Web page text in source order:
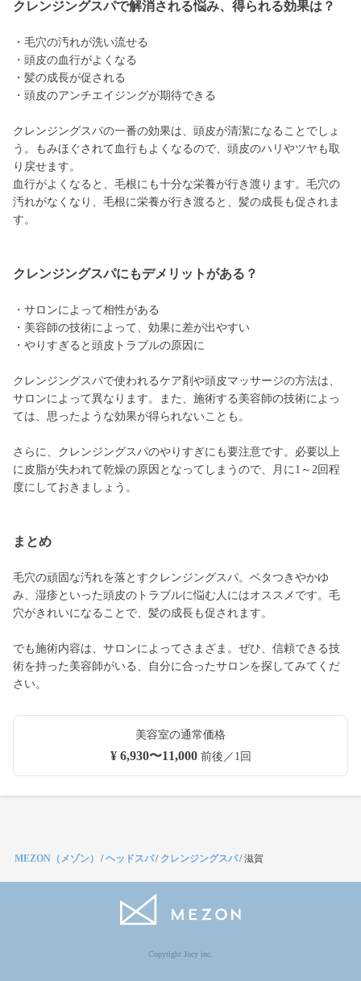
クレンジングスパで解消される悩み、得られる効果は？
・毛穴の汚れが洗い流せる
・頭皮の血行がよくなる
・髪の成長が促される
・頭皮のアンチエイジングが期待できる
クレンジングスパの一番の効果は、頭皮が清潔になることでしょ
う。もみほぐされて血行もよくなるので、頭皮のハリやツヤも取
り戻せます。
血行がよくなると、毛根にも十分な栄養が行き渡ります。毛穴の
汚れがなくなり、毛根に栄養が行き渡ると、髪の成長も促されま
す。
クレンジングスパにもデメリットがある？
・サロンによって相性がある
・美容師の技術によって、効果に差が出やすい
・やりすぎると頭皮トラブルの原因に
クレンジングスパで使われるケア剤や頭皮マッサージの方法は、
サロンによって異なります。また、施術する美容師の技術によっ
ては、思ったような効果が得られないことも。
さらに、クレンジングスパのやりすぎにも要注意です。必要以上
に皮脂が失われて乾燥の原因となってしまうので、月に1～2回程
度にしておきましょう。
まとめ
毛穴の頑固な汚れを落とすクレンジングスパ。ベタつきやかゆ
み、湿疹といった頭皮のトラブルに悩む人にはオススメです。毛
穴がきれいになることで、髪の成長も促されます。
でも施術内容は、サロンによってさまざま。ぜひ、信頼できる技
術を持った美容師がいる、自分に合ったサロンを探してみてくだ
さい。
美容室の通常価格
¥ 6,930〜11,000前後／1回
MEZON（メゾン） /ヘッドスパ/ クレンジングスパ/滋賀
Copyright Jocy inc.